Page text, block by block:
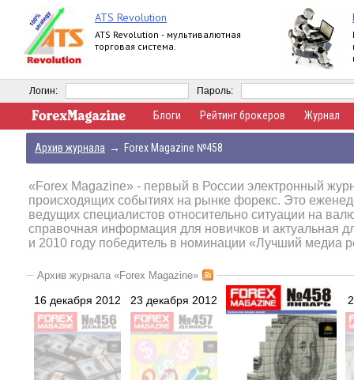
ATS Revolution
ATS Revolution - мультивалютная
торговая система.
Логин: Пароль:
Блоги Рейтинг брокеров Журнал
Архив журнала → Forex Magazine №458
«Forex Magazine» - первый в России электронный
происходящих событиях на рынке форекс. Это
ведущих специалистов относительно ситуации на
справочная информация для новичков и актуальная
и 2010 году победитель в номинации «Лучший медиа
Архив журнала «Forex Magazine»
16 декабря 2012 23 декабря 2012